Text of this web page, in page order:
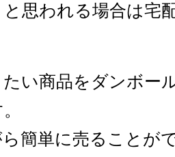
思われる場合は宅
い商品をダンボー
簡単に売ることが